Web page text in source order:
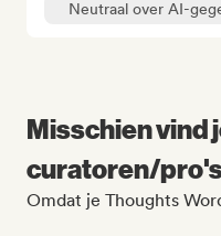
Neutraal over AI-
Misschien vind
curatoren/
Omdat je Thoughts